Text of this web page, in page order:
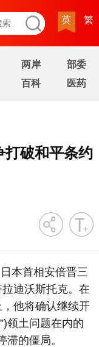
英 繁
两岸
部委
百科 医药
打破和平条约
字号
本首相安倍晋三
迪沃斯托克。在
他将确认继续开
领土问题在内的
的僵局。